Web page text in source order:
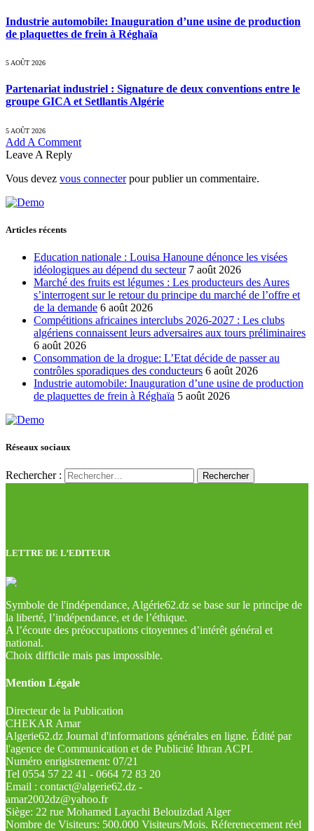
Industrie automobile: Inauguration d’une usine de production
de plaquettes de frein à Réghaïa
5 AOÛT 2026
Partenariat industriel : Signature de deux conventions entre le
groupe GICA et Setllantis Algérie
5 AOÛT 2026
Add A Comment
Leave A Reply
Vous devez vous connecterpour publier un commentaire.
Articles récents
Education nationale : Louisa Hanoune dénonce les visées
idéologiques au dépend du secteur 7 août 2026
Marché des fruits est légumes : Les producteurs des Aures
s’interrogent sur le retour du principe du marché de l’offre et
de la demande 6 août 2026
Compétitions africaines interclubs 2026-2027 : Les clubs
algériens connaissent leurs adversaires aux tours préliminaires
6 août 2026
Consommation de la drogue: L’Etat décide de passer au
contrôles sporadiques des conducteurs 6 août 2026
Industrie automobile: Inauguration d’une usine de production
de plaquettes de frein à Réghaïa 5 août 2026
Réseaux sociaux
Rechercher :
LETTRE DE L’EDITEUR
Symbole de l'indépendance, Algérie62.dz se base sur le principe de
la liberté, l’indépendance, et de l’éthique.
A l’écoute des préoccupations citoyennes d’intérêt général et
national.
Choix difficile mais pas impossible.
Mention Légale
Directeur de la Publication
CHEKAR Amar
Algerie62.dz Journal d'informations générales en ligne. Édité par
l'agence de Communication et de Publicité Ithran ACPI.
Numéro enrigistrement: 07/21
Tel 0554 57 22 41 - 0664 72 83 20
Email : contact@algerie62.dz -
amar2002dz@yahoo.fr
Siège: 22 rue Mohamed Layachi Belouizdad Alger
Nombre de Visiteurs: 500.000 Visiteurs/Mois. Réferenecement réel